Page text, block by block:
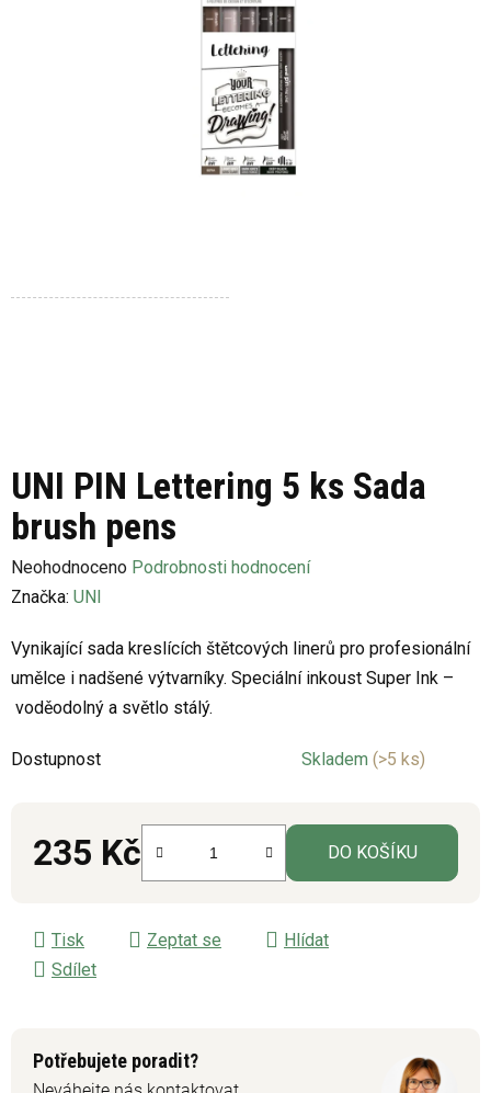
UNI PIN Lettering 5 ks Sada
brush pens
Průměrné
hodnocení
je
0,0
z
hvězdiček.
Neohodnoceno Podrobnosti hodnocení
Značka: UNI
Vynikající sada kreslících štětcových linerů pro profesionální
umělce i nadšené výtvarníky. Speciální inkoust Super Ink –
voděodolný a světlo stálý.
Dostupnost Skladem (>5 ks)
235 Kč DO KOŠÍKU
Tisk Zeptat se
Hlídat
Sdílet
Potřebujete poradit?